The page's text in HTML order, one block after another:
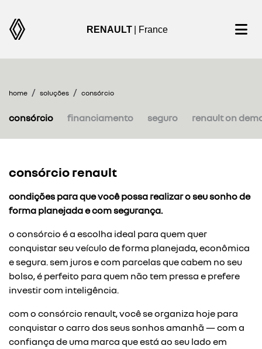
RENAULT | France
home soluções consórcio
consórcio financiamento seguro renault on
consórcio renault
condições para que você possa realizar o seu sonho de
forma planejada e com segurança.
o consórcio é a escolha ideal para quem quer
conquistar seu veículo de forma planejada, econômica
e segura. sem juros e com parcelas que cabem no seu
bolso, é perfeito para quem não tem pressa e prefere
investir com inteligência.
com o consórcio renault, você se organiza hoje para
conquistar o carro dos seus sonhos amanhã — com a
confiança de uma marca que está ao seu lado em